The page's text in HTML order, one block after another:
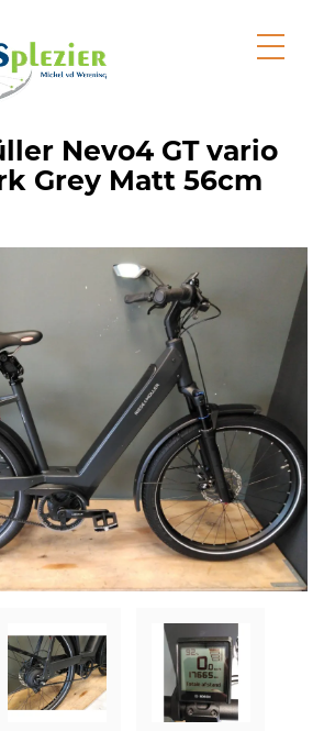
Nevo4 GT vario
Grey Matt 56cm